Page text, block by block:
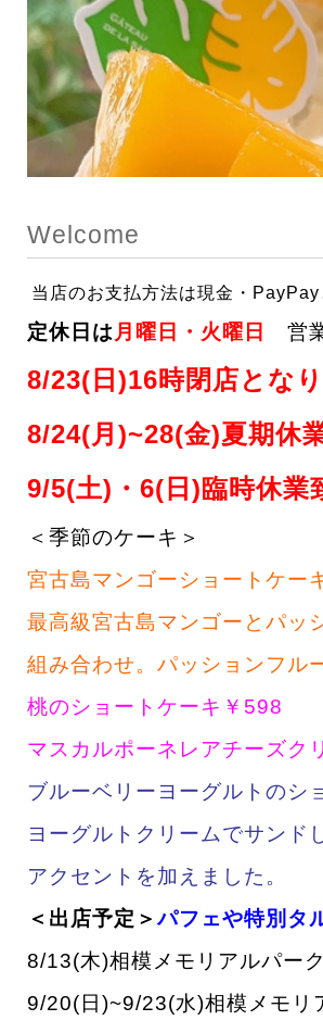
桃のショートケーキ 登場！ ￥598
Welcome
当店のお支払方法は現金・PayPay
定休日は月曜日・火曜日 営
8/23(日)16時閉店となり
8/24(月)~28(金)夏期休
9/5(土)・6(日)臨時休業
＜季節のケーキ＞
宮古島マンゴーショートケ
最高級宮古島マンゴーとパッ
組み合わせ。パッションフル
桃のショートケーキ￥598
マスカルポーネレアチーズク
ブルーベリーヨーグルトの
ヨーグルトクリームでサンド
アクセントを加えました。
＜出店予定＞パフェや特別タ
8/13(木)相模メモリアルパー
9/20(日)~9/23(水)相模メモ